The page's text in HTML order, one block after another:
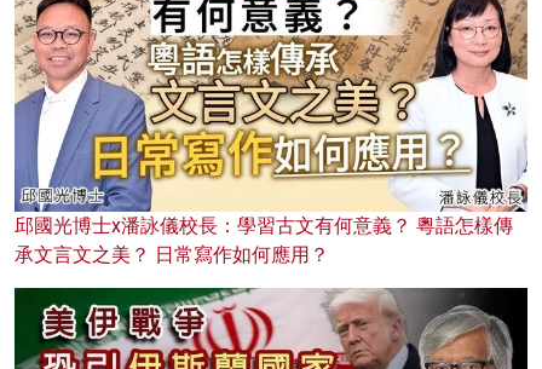
邱國光博士x潘詠儀校長：學習古文有何意義？ 粵語怎樣傳
承文言文之美？ 日常寫作如何應用？